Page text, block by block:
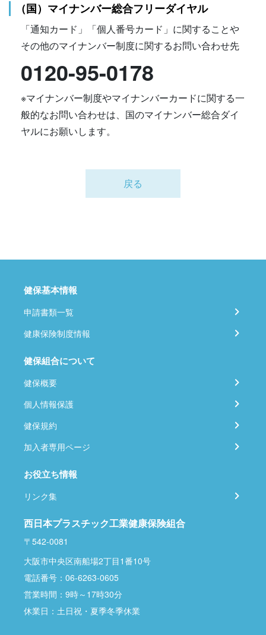
（国）マイナンバー総合フリーダイヤル
「通知カード」「個人番号カード」に関することや
その他のマイナンバー制度に関するお問い合わせ先
0120-95-0178
※マイナンバー制度やマイナンバーカードに関する一
般的なお問い合わせは、国のマイナンバー総合ダイ
ヤルにお願いします。
戻る
健保基本情報
申請書類一覧
健康保険制度情報
健保組合について
健保概要
個人情報保護
健保規約
加入者専用ページ
お役立ち情報
リンク集
西日本プラスチック工業健康保険組合
〒542-0081
大阪市中央区南船場2丁目1番10号
電話番号：06-6263-0605
営業時間：9時～17時30分
休業日：土日祝・夏季冬季休業